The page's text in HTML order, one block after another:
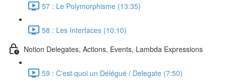
57 : Le Polymorphisme (13:35)
58 : Les Interfaces (10:10)
Notion Delegates, Actions, Events, Lambda Expressions
59 : C'est quoi un Délégué / Delegate (7:50)